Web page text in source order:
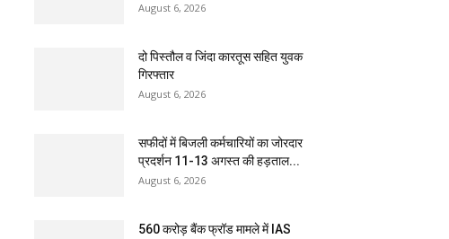
August 6, 2026
दो पिस्तौल व जिंदा कारतूस सहित युवक
गिरफ्तार
August 6, 2026
सफीदों में बिजली कर्मचारियों का जोरदार
प्रदर्शन 11-13 अगस्त की हड़ताल...
August 6, 2026
₹560 करोड़ बैंक फ्रॉड मामले में IAS